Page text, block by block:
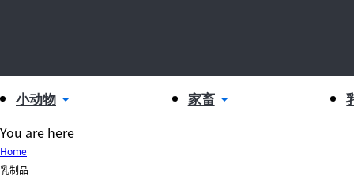
小动物 家畜
You are here
Home
乳制品